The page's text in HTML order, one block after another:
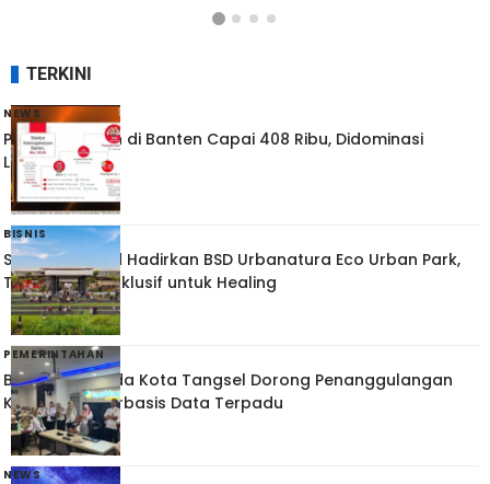
TERKINI
NEWS
Pengangguran di Banten Capai 408 Ribu, Didominasi
Lulusan SMA
BISNIS
Sinar Mas Land Hadirkan BSD Urbanatura Eco Urban Park,
Taman Kota Inklusif untuk Healing
PEMERINTAHAN
Bappelitbangda Kota Tangsel Dorong Penanggulangan
Kemiskinan Berbasis Data Terpadu
NEWS